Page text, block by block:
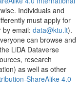
Individuals and
must apply for
by email: data@ktu.lt).
can browse and
LiDA Dataverse
research
as well as other
ShareAlike 4.0